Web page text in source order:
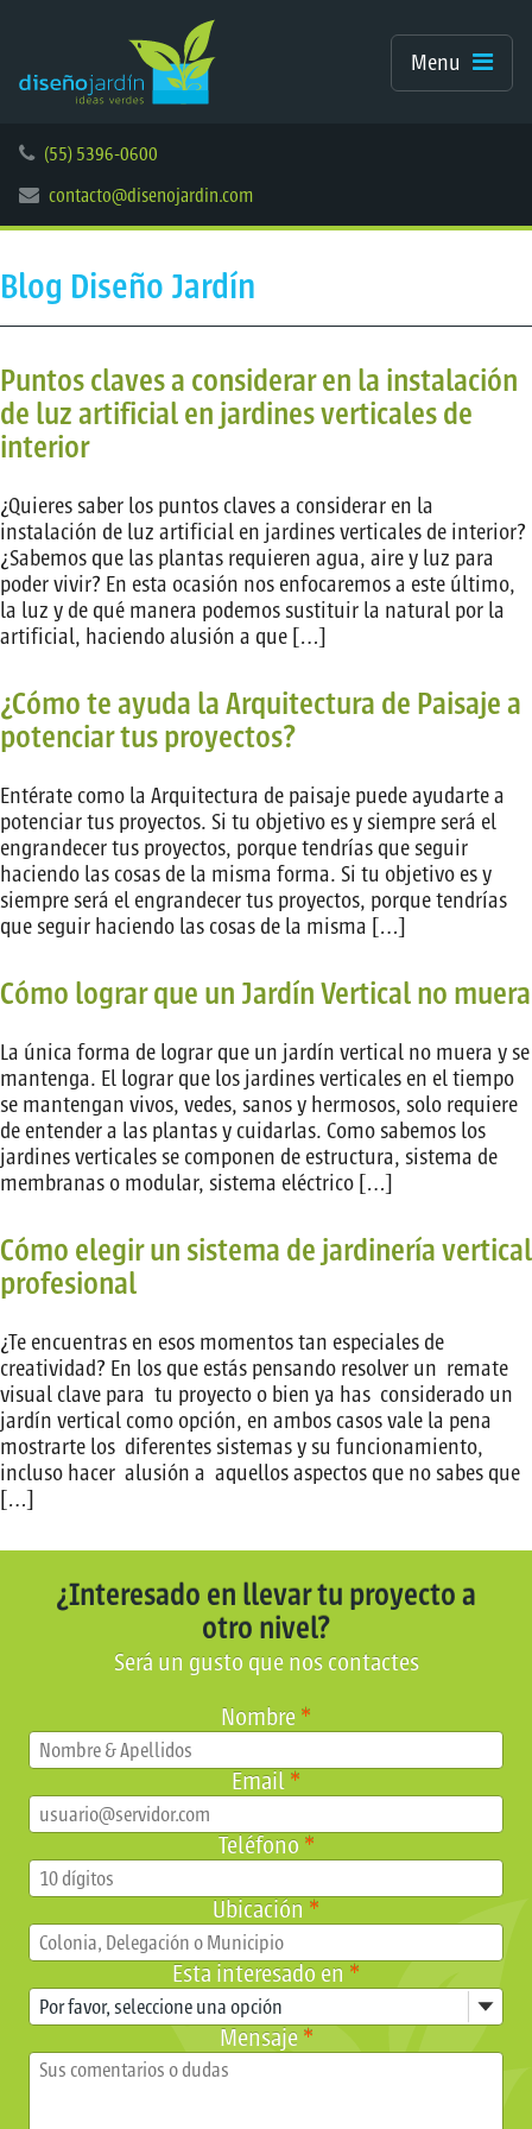
(55) 5396-0600
contacto@disenojardin.com
Menu
Blog Diseño Jardín
Puntos claves a considerar en la instalación
de luz artificial en jardines verticales de
interior
¿Quieres saber los puntos claves a considerar en la
instalación de luz artificial en jardines verticales de interior?
¿Sabemos que las plantas requieren agua, aire y luz para
poder vivir? En esta ocasión nos enfocaremos a este último,
la luz y de qué manera podemos sustituir la natural por la
artificial, haciendo alusión a que […]
¿Cómo te ayuda la Arquitectura de Paisaje a
potenciar tus proyectos?
Entérate como la Arquitectura de paisaje puede ayudarte a
potenciar tus proyectos. Si tu objetivo es y siempre será el
engrandecer tus proyectos, porque tendrías que seguir
haciendo las cosas de la misma forma. Si tu objetivo es y
siempre será el engrandecer tus proyectos, porque tendrías
que seguir haciendo las cosas de la misma […]
Cómo lograr que un Jardín Vertical no muera
La única forma de lograr que un jardín vertical no muera y se
mantenga. El lograr que los jardines verticales en el tiempo
se mantengan vivos, vedes, sanos y hermosos, solo requiere
de entender a las plantas y cuidarlas. Como sabemos los
jardines verticales se componen de estructura, sistema de
membranas o modular, sistema eléctrico […]
Cómo elegir un sistema de jardinería vertical
profesional
¿Te encuentras en esos momentos tan especiales de
creatividad? En los que estás pensando resolver un remate
visual clave para tu proyecto o bien ya has considerado un
jardín vertical como opción, en ambos casos vale la pena
mostrarte los diferentes sistemas y su funcionamiento,
incluso hacer alusión a aquellos aspectos que no sabes que
[…]
¿Interesado en llevar tu proyecto a
otro nivel?
Será un gusto que nos contactes
Nombre*
Email*
Teléfono *
Ubicación *
Esta interesado en *
Mensaje*